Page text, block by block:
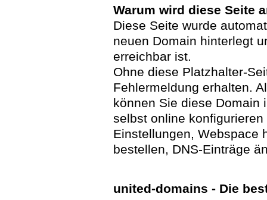
Warum wird diese Seite
Diese Seite wurde
neuen Domain hinterlegt
erreichbar ist.
Ohne diese Platzhalter-
Fehlermeldung erhalten.
können Sie diese Domain
selbst online
Einstellungen, Webspace
bestellen, DNS-Einträge
united-domains - Die